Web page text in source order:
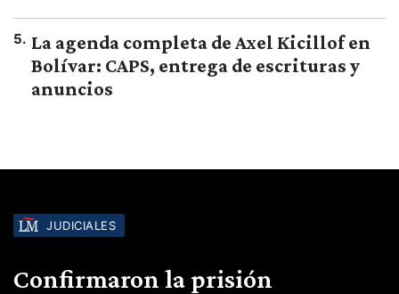
5. La agenda completa de Axel Kicillof en
Bolívar: CAPS, entrega de escrituras y
anuncios
JUDICIALES
Confirmaron la prisión